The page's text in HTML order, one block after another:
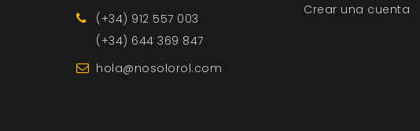
(+34) 912 557 003
(+34) 644 369 847
hola@nosolorol.com
Crear una cuenta